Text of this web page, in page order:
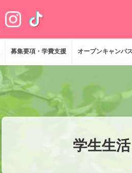
募集要項・学費支援 オープンキャンパス
学生生活